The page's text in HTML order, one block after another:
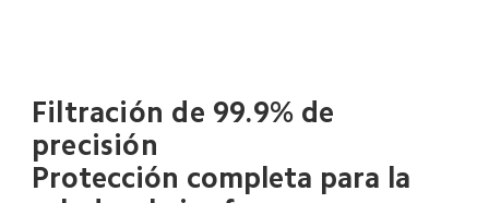
Filtración de 99.9% de
precisión
Protección completa para la